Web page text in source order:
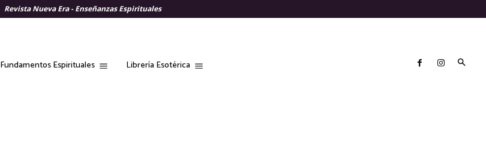
Revista Nueva Era - Enseñanzas Espirituales
Fundamentos Espirituales Librería Esotérica